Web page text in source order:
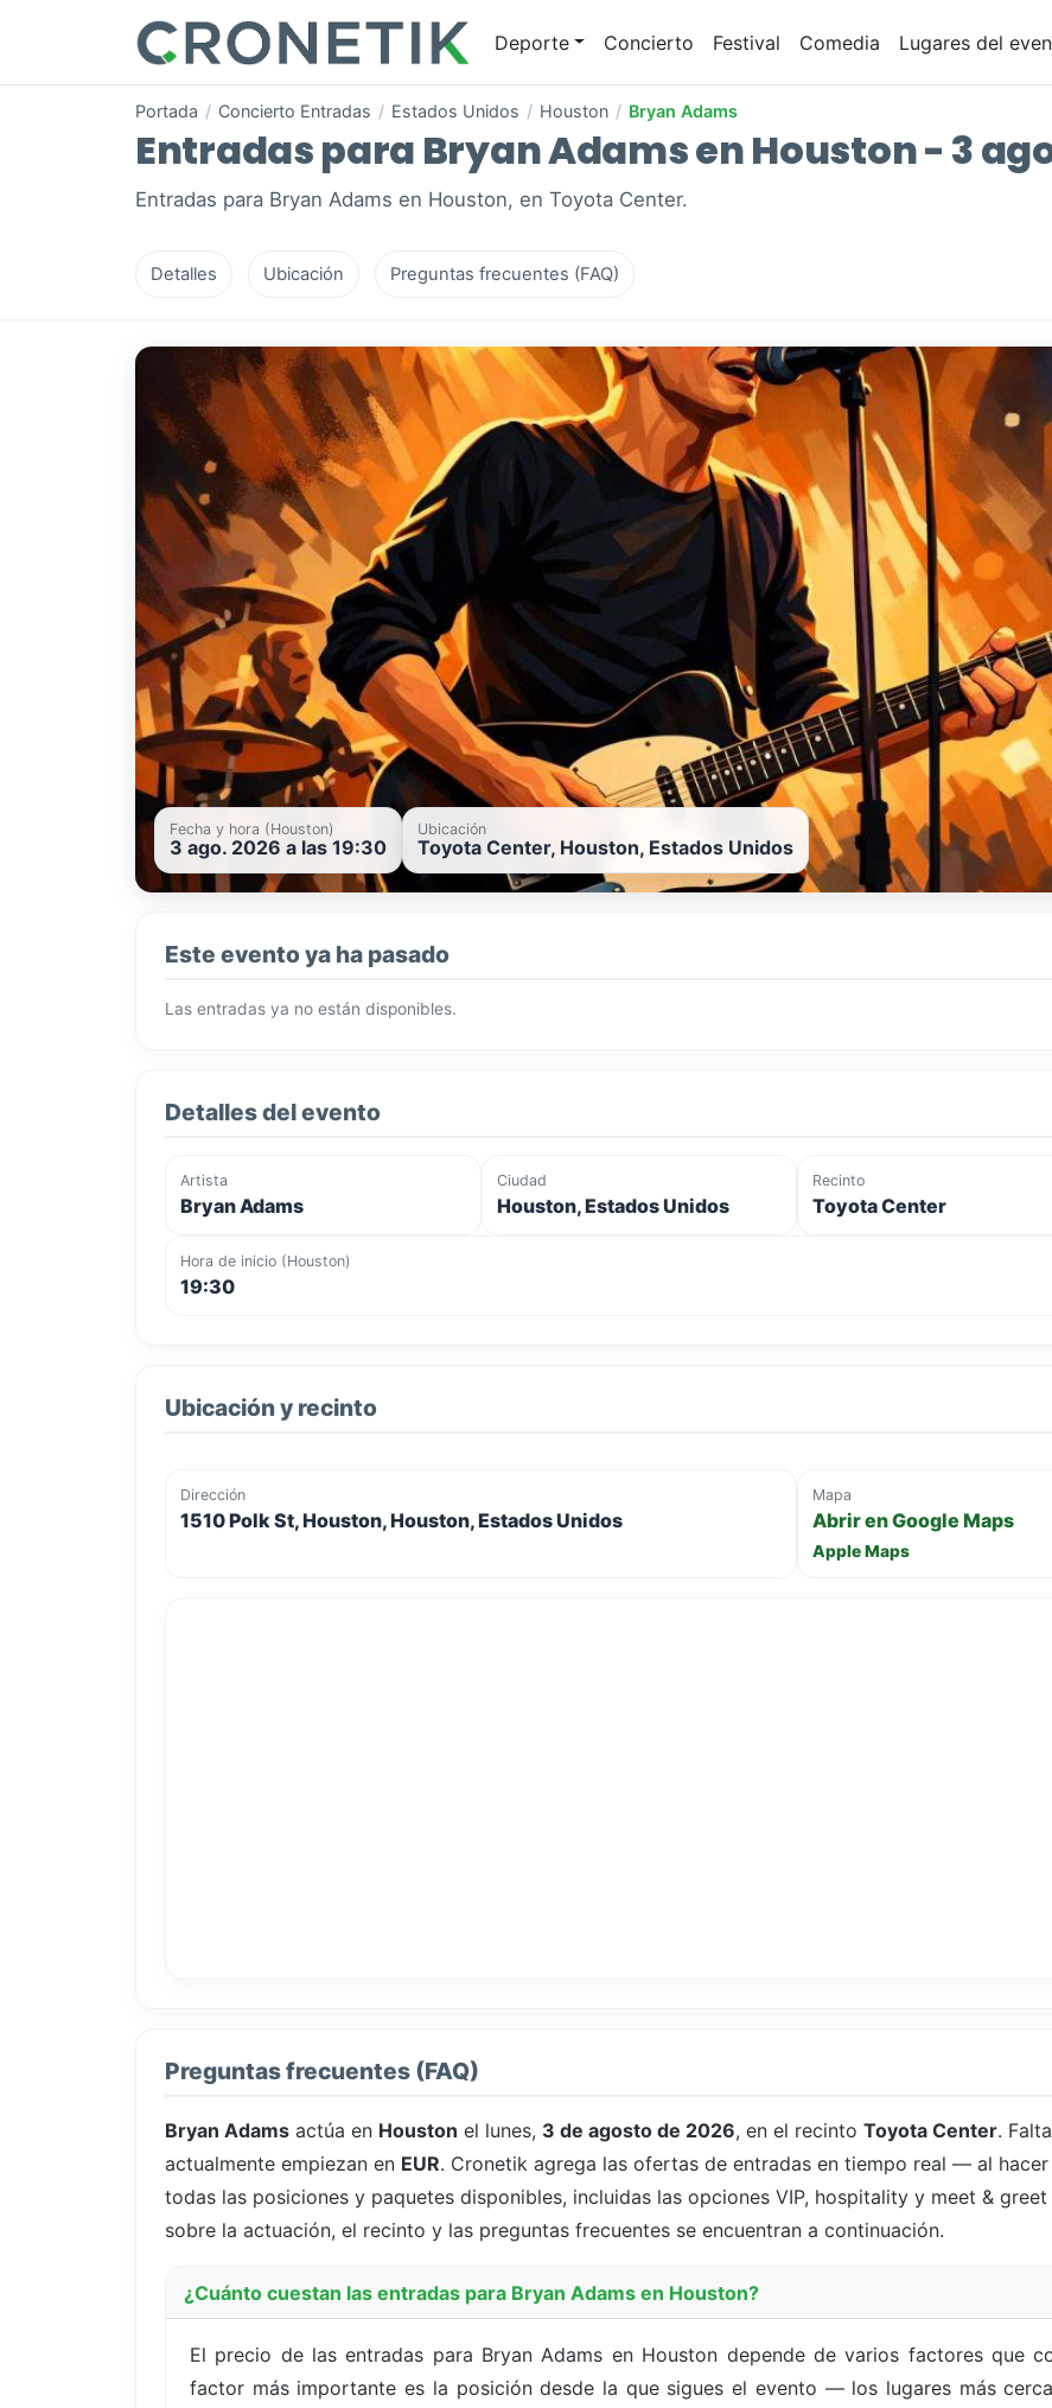
Deporte Concierto Festival Comedia Lugares del
Portada / Concierto Entradas / Estados Unidos / Houston / Bryan Adams
Entradas para Bryan Adams en Houston - 3
Entradas para Bryan Adams en Houston, en Toyota Center.
Detalles Ubicación Preguntas frecuentes (FAQ)
Fecha y hora (Houston)
3 ago. 2026 a las 19:30
Ubicación
Toyota Center, Houston, Estados Unidos
Este evento ya ha pasado
Las entradas ya no están disponibles.
Detalles del evento
Artista
Bryan Adams
Ciudad
Houston, Estados Unidos
Recinto
Toyota Center
Hora de inicio (Houston)
19:30
Ubicación y recinto
Dirección
1510 Polk St, Houston, Houston, Estados Unidos
Mapa
Abrir en Google Maps
Apple Maps
Preguntas frecuentes (FAQ)
Bryan Adams actúa en Houston el lunes, 3 de agosto de 2026, en el recinto Toyota Center.
actualmente empiezan en EUR. Cronetik agrega las ofertas de entradas en tiempo real — al
todas las posiciones y paquetes disponibles, incluidas las opciones VIP, hospitality y meet &
sobre la actuación, el recinto y las preguntas frecuentes se encuentran a continuación.
¿Cuánto cuestan las entradas para Bryan Adams en Houston?
El precio de las entradas para Bryan Adams en Houston depende de varios factores que
factor más importante es la posición desde la que sigues el evento — los lugares más